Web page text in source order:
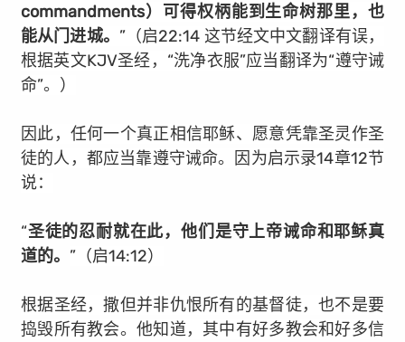
commandments）可得权柄能到生命树那里，也
能从门进城。 ”（启22:14 这节经文中文翻译有误，
根据英文KJV圣经，“洗净衣服”应当翻译为“遵守诫
命”。）
因此，任何一个真正相信耶稣、愿意凭靠圣灵作圣
徒的人，都应当靠遵守诫命。因为启示录14章12节
说：
“圣徒的忍耐就在此，他们是守上帝诫命和耶稣真
道的。 ”（启14:12）
根据圣经，撒但并非仇恨所有的基督徒，也不是要
捣毁所有教会。他知道，其中有好多教会和好多信